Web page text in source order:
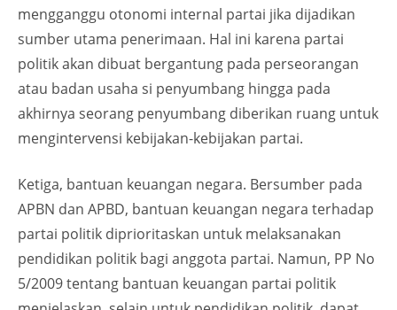
mengganggu otonomi internal partai jika dijadikan
sumber utama penerimaan. Hal ini karena partai
politik akan dibuat bergantung pada perseorangan
atau badan usaha si penyumbang hingga pada
akhirnya seorang penyumbang diberikan ruang untuk
mengintervensi kebijakan-kebijakan partai.
Ketiga, bantuan keuangan negara. Bersumber pada
APBN dan APBD, bantuan keuangan negara terhadap
partai politik diprioritaskan untuk melaksanakan
pendidikan politik bagi anggota partai. Namun, PP No
5/2009 tentang bantuan keuangan partai politik